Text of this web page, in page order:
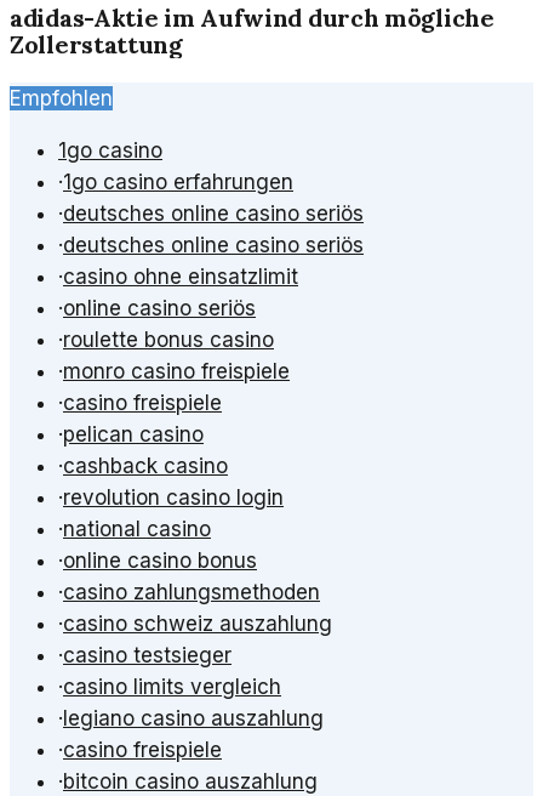
adidas-Aktie im Aufwind durch mögliche
Zollerstattung
Empfohlen
1go casino
·1go casino erfahrungen
·deutsches online casino seriös
·deutsches online casino seriös
·casino ohne einsatzlimit
·online casino seriös
·roulette bonus casino
·monro casino freispiele
·casino freispiele
·pelican casino
·cashback casino
·revolution casino login
·national casino
·online casino bonus
·casino zahlungsmethoden
·casino schweiz auszahlung
·casino testsieger
·casino limits vergleich
·legiano casino auszahlung
·casino freispiele
·bitcoin casino auszahlung